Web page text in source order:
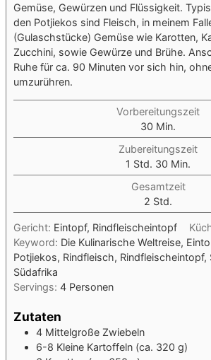
Gemüse, Gewürzen und Flüssigkeit.
den Potjiekos sind Fleisch, in meinem
(Gulaschstücke) Gemüse wie Karotten,
Zucchini, sowie Gewürze und Brühe.
Ruhe für ca. 90 Minuten vor sich hin,
umzurühren.
Vorbereitungszeit
30 Minuten
Min.
Zubereitungszeit
1 Stunde
Std. 30 Minuten
Min.
Gesamtzeit
2 Stunden
Std.
Gericht: Eintopf, Rindfleischeintopf
Keyword: Die Kulinarische Weltreise,
Potjiekos, Rindfleisch,
Südafrika
Servings: 4 Personen
Zutaten
4 Mittelgroße Zwiebeln
6-8 Kleine Kartoffeln (ca. 320 g)